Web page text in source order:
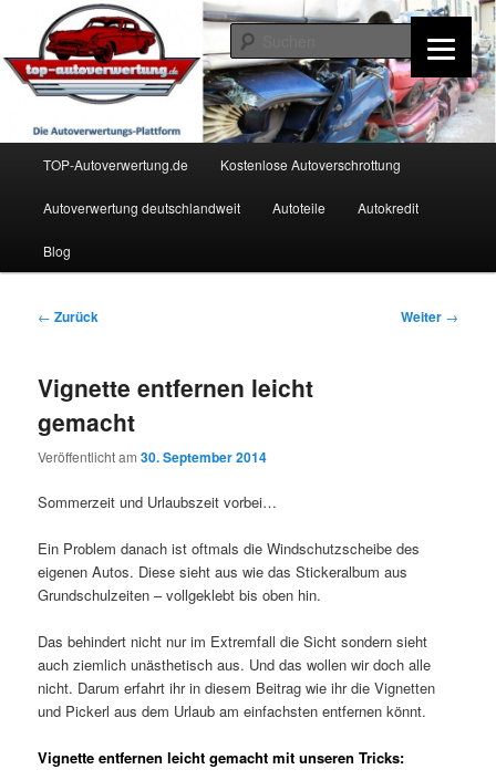
wechseln
TOP-Autoverwertung.de
TOP-Autoverwertung.de Kostenlose Autoverschrottung
Autoverwertung deutschlandweit Autoteile Autokredit
Blog
Beitrags-
← Zurück Weiter →
Vignette entfernen leicht
gemacht
Veröffentlicht am30. September 2014
Sommerzeit und Urlaubszeit vorbei…
Ein Problem danach ist oftmals die Windschutzscheibe des
eigenen Autos. Diese sieht aus wie das Stickeralbum aus
Grundschulzeiten – vollgeklebt bis oben hin.
Das behindert nicht nur im Extremfall die Sicht sondern sieht
auch ziemlich unästhetisch aus. Und das wollen wir doch alle
nicht. Darum erfahrt ihr in diesem Beitrag wie ihr die Vignetten
und Pickerl aus dem Urlaub am einfachsten entfernen könnt.
Vignette entfernen leicht gemacht mit unseren Tricks: